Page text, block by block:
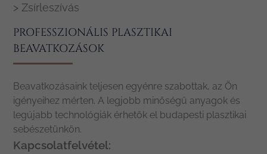
> Zsírleszívás
PROFESSZIONÁLIS PLASZTIKAI
BEAVATKOZÁSOK
Beavatkozásaink teljesen egyénre szabottak, az Ön
igényeihez mérten. A legjobb minőségű anyagok és
legújabb technológiák érhetők el budapesti plasztikai
sebészetünkön.
Kapcsolatfelvétel: